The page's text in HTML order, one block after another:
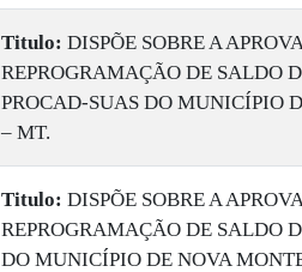
Titulo: DISPÕE SOBRE A
REPROGRAMAÇÃO DE SALDO
PROCAD-SUAS DO MUNICÍPIO
– MT.
Titulo: DISPÕE SOBRE A
REPROGRAMAÇÃO DE SALDO
DO MUNICÍPIO DE NOVA